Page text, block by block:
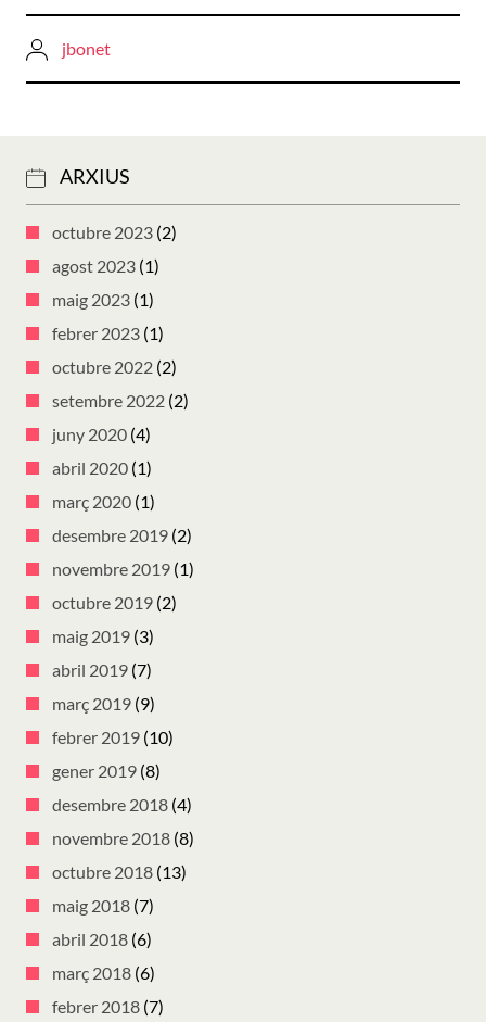
jbonet
ARXIUS
octubre 2023 (2)
agost 2023 (1)
maig 2023 (1)
febrer 2023 (1)
octubre 2022 (2)
setembre 2022 (2)
juny 2020 (4)
abril 2020 (1)
març 2020 (1)
desembre 2019 (2)
novembre 2019 (1)
octubre 2019 (2)
maig 2019 (3)
abril 2019 (7)
març 2019 (9)
febrer 2019 (10)
gener 2019 (8)
desembre 2018 (4)
novembre 2018 (8)
octubre 2018 (13)
maig 2018 (7)
abril 2018 (6)
març 2018 (6)
febrer 2018 (7)